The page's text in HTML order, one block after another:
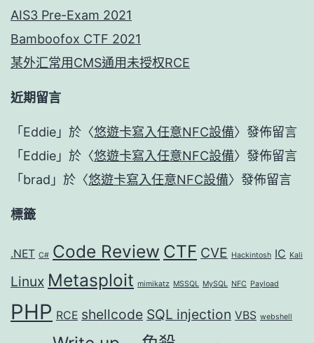
AIS3 Pre-Exam 2021
Bamboofox CTF 2021
某外汇常用CMS通用未授权RCE
近期留言
「 Eddie 」於〈悠遊卡寫入任意NFC設備〉發佈留言
「 Eddie 」於〈悠遊卡寫入任意NFC設備〉發佈留言
「 brad 」於〈悠遊卡寫入任意NFC設備〉發佈留言
標籤
.NET C# Code Review CTF CVE Hackintosh IC Kali
Linux Metasploit mimikatz MSSQL MySQL NFC Payload
PHP RCE shellcode SQL injection VBS webshell